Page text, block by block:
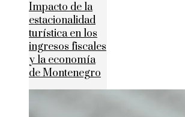
Impacto de la
estacionalidad
turística en los
ingresos fiscales
y la economía
de Montenegro